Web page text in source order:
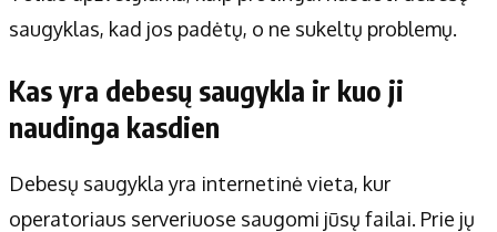
saugyklas, kad jos padėtų, o ne sukeltų problemų.
Kas yra debesų saugykla ir kuo ji
naudinga kasdien
Debesų saugykla yra internetinė vieta, kur
operatoriaus serveriuose saugomi jūsų failai. Prie jų